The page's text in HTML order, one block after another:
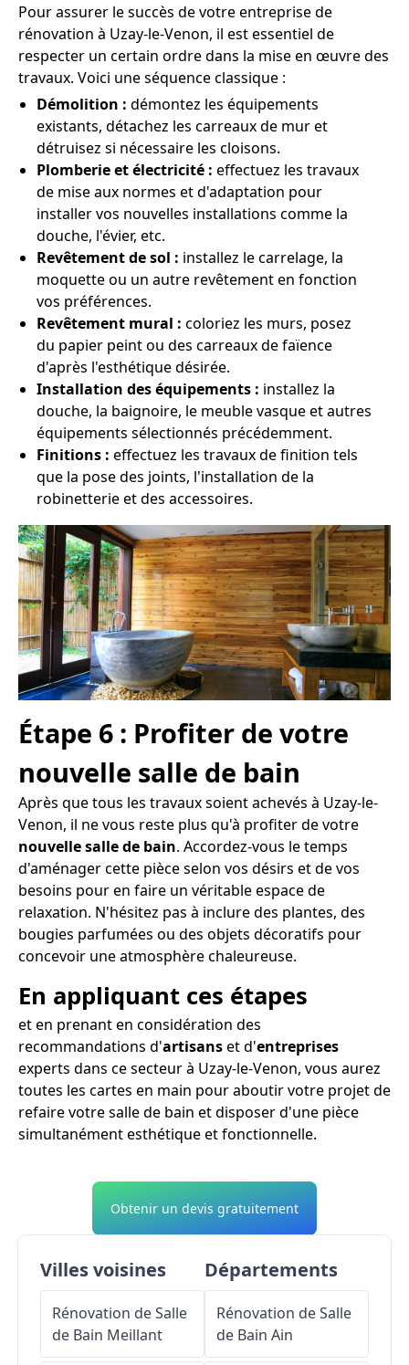
Pour assurer le succès de votre entreprise de
rénovation à Uzay-le-Venon, il est essentiel de
respecter un certain ordre dans la mise en œuvre des
travaux. Voici une séquence classique :
Démolition : démontez les équipements
existants, détachez les carreaux de mur et
détruisez si nécessaire les cloisons.
Plomberie et électricité : effectuez les travaux
de mise aux normes et d'adaptation pour
installer vos nouvelles installations comme la
douche, l'évier, etc.
Revêtement de sol : installez le carrelage, la
moquette ou un autre revêtement en fonction
vos préférences.
Revêtement mural : coloriez les murs, posez
du papier peint ou des carreaux de faïence
d'après l'esthétique désirée.
Installation des équipements : installez la
douche, la baignoire, le meuble vasque et autres
équipements sélectionnés précédemment.
Finitions : effectuez les travaux de finition tels
que la pose des joints, l'installation de la
robinetterie et des accessoires.
Étape 6 : Profiter de votre
nouvelle salle de bain
Après que tous les travaux soient achevés à Uzay-le-
Venon, il ne vous reste plus qu'à profiter de votre
nouvelle salle de bain. Accordez-vous le temps
d'aménager cette pièce selon vos désirs et de vos
besoins pour en faire un véritable espace de
relaxation. N'hésitez pas à inclure des plantes, des
bougies parfumées ou des objets décoratifs pour
concevoir une atmosphère chaleureuse.
En appliquant ces étapes
et en prenant en considération des
recommandations d'artisanset d'entreprises
experts dans ce secteur à Uzay-le-Venon, vous aurez
toutes les cartes en main pour aboutir votre projet de
refaire votre salle de bain et disposer d'une pièce
simultanément esthétique et fonctionnelle.
Obtenir un devis gratuitement
Villes voisines
Rénovation de Salle
de Bain Meillant
Départements
Rénovation de Salle
de Bain Ain